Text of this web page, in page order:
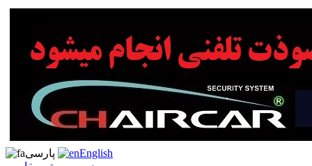
پارسی
English